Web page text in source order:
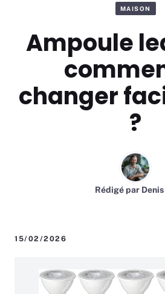
MAISON
Ampoule
changer
?
Rédigé par Denis
15/02/2026